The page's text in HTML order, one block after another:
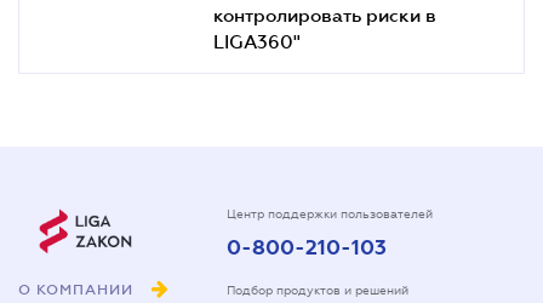
контролировать риски в
LIGA360"
О КОМПАНИИ
Центр поддержки пользователей
0-800-210-103
Подбор продуктов и решений